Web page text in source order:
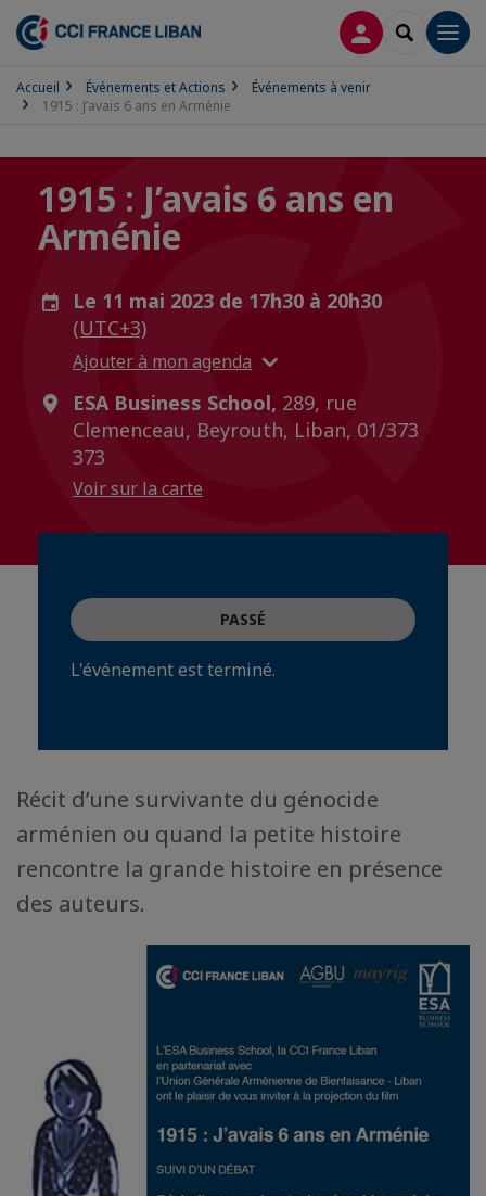
CONNEXION
Accueil Événements et Actions
Événements à venir
1915 : J’avais 6 ans en Arménie
1915 : J’avais 6 ans en
Arménie
Le 11 mai 2023 de 17h30 à 20h30
(UTC+3)
Ajouter à mon agenda
ESA Business School, 289, rue
Clemenceau, Beyrouth, Liban, 01/373
373
Voir sur la carte
PASSÉ
L'événement est terminé.
Récit d’une survivante du génocide
arménien ou quand la petite histoire
rencontre la grande histoire en présence
des auteurs.